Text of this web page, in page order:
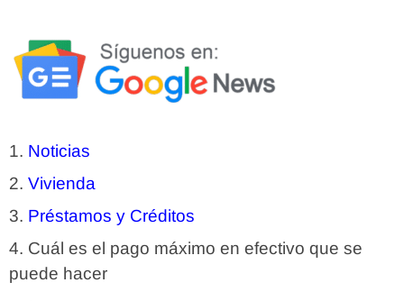
Noticias
Vivienda
Préstamos y Créditos
Cuál es el pago máximo en efectivo que se
puede hacer